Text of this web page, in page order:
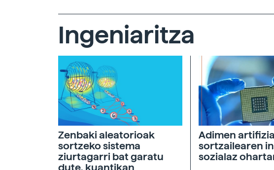
Ingeniaritza
Zenbaki aleatorioak
sortzeko sistema
ziurtagarri bat garatu
dute, kuantikan
Adimen
sortzailearen
sozialaz